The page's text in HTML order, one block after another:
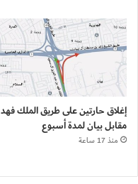
إغلاق حارتين على طريق الملك فهد
مقابل بيان لمدة أسبوع
منذ 17 ساعة